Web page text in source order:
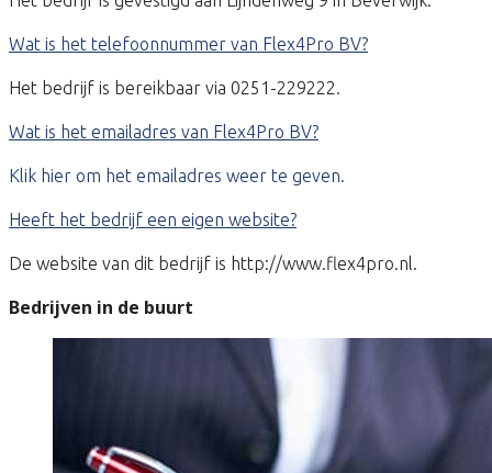
Wat is het telefoonnummer van Flex4Pro BV?
Het bedrijf is bereikbaar via 0251-229222.
Wat is het emailadres van Flex4Pro BV?
Klik hier om het emailadres weer te geven.
Heeft het bedrijf een eigen website?
De website van dit bedrijf is http://www.flex4pro.nl.
Bedrijven in de buurt